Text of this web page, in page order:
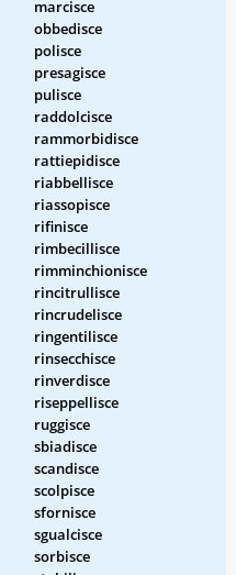
marcisce
obbedisce
polisce
presagisce
pulisce
raddolcisce
rammorbidisce
rattiepidisce
riabbellisce
riassopisce
rifinisce
rimbecillisce
rimminchionisce
rincitrullisce
rincrudelisce
ringentilisce
rinsecchisce
rinverdisce
riseppellisce
ruggisce
sbiadisce
scandisce
scolpisce
sfornisce
sgualcisce
sorbisce